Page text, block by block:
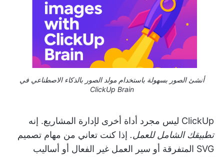
أنشئ الصور بسهولة باستخدام مولد الصور بالذكاء الاصطناعي في
ClickUp Brain
ClickUp ليس مجرد أداة أخرى لإدارة المشاريع. إنه
تطبيقك الشامل للعمل. إذا كنت تعاني من مهام تصميم
SVG المتفرقة أو سير العمل غير الفعال أو أساليب